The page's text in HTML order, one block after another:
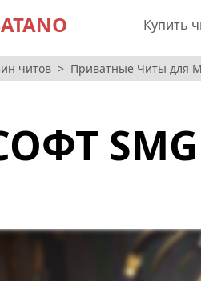
Купить
читов Приватные Читы для